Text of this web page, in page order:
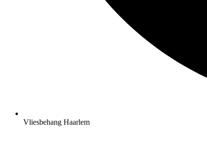
Vliesbehang Haarlem